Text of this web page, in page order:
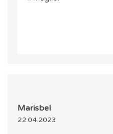
Marisbel
22.04.2023